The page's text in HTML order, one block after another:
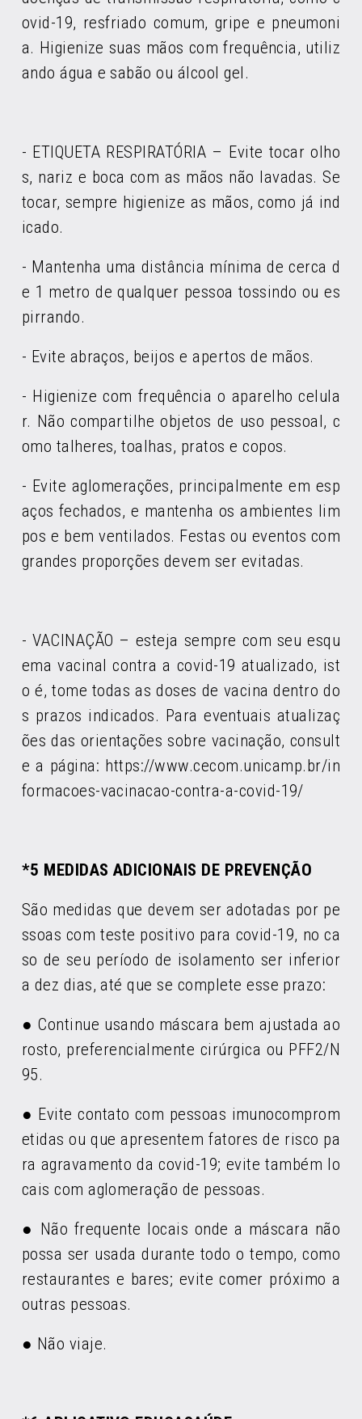
ovid-19, resfriado comum, gripe e pneumoni
a. Higienize suas mãos com frequência, utiliz
ando água e sabão ou álcool gel.
- ETIQUETA RESPIRATÓRIA – Evite tocar olho
s, nariz e boca com as mãos não lavadas. Se
tocar, sempre higienize as mãos, como já ind
icado.
- Mantenha uma distância mínima de cerca d
e 1 metro de qualquer pessoa tossindo ou es
pirrando.
- Evite abraços, beijos e apertos de mãos.
- Higienize com frequência o aparelho celula
r. Não compartilhe objetos de uso pessoal, c
omo talheres, toalhas, pratos e copos.
- Evite aglomerações, principalmente em esp
aços fechados, e mantenha os ambientes lim
pos e bem ventilados. Festas ou eventos com
grandes proporções devem ser evitadas.
- VACINAÇÃO – esteja sempre com seu esqu
ema vacinal contra a covid-19 atualizado, ist
o é, tome todas as doses de vacina dentro do
s prazos indicados. Para eventuais atualizaç
ões das orientações sobre vacinação, consult
e a página: https://www.cecom.unicamp.br/in
formacoes-vacinacao-contra-a-covid-19/
*5 MEDIDAS ADICIONAIS DE PREVENÇÃO
São medidas que devem ser adotadas por pe
ssoas com teste positivo para covid-19, no ca
so de seu período de isolamento ser inferior
a dez dias, até que se complete esse prazo:
● Continue usando máscara bem ajustada ao
rosto, preferencialmente cirúrgica ou PFF2/N
95.
● Evite contato com pessoas imunocomprom
etidas ou que apresentem fatores de risco pa
ra agravamento da covid-19; evite também lo
cais com aglomeração de pessoas.
● Não frequente locais onde a máscara não
possa ser usada durante todo o tempo, como
restaurantes e bares; evite comer próximo a
outras pessoas.
● Não viaje.